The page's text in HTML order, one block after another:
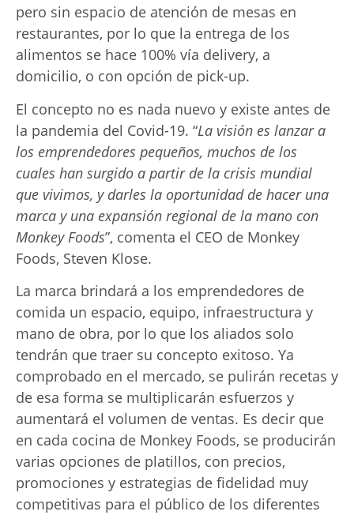
pero sin espacio de atención de mesas en
restaurantes, por lo que la entrega de los
alimentos se hace 100% vía delivery, a
domicilio, o con opción de pick-up.
El concepto no es nada nuevo y existe antes de
la pandemia del Covid-19. “La visión es lanzar a
los emprendedores pequeños, muchos de los
cuales han surgido a partir de la crisis mundial
que vivimos, y darles la oportunidad de hacer una
marca y una expansión regional de la mano con
Monkey Foods”, comenta el CEO de Monkey
Foods, Steven Klose.
La marca brindará a los emprendedores de
comida un espacio, equipo, infraestructura y
mano de obra, por lo que los aliados solo
tendrán que traer su concepto exitoso. Ya
comprobado en el mercado, se pulirán recetas y
de esa forma se multiplicarán esfuerzos y
aumentará el volumen de ventas. Es decir que
en cada cocina de Monkey Foods, se producirán
varias opciones de platillos, con precios,
promociones y estrategias de fidelidad muy
competitivas para el público de los diferentes